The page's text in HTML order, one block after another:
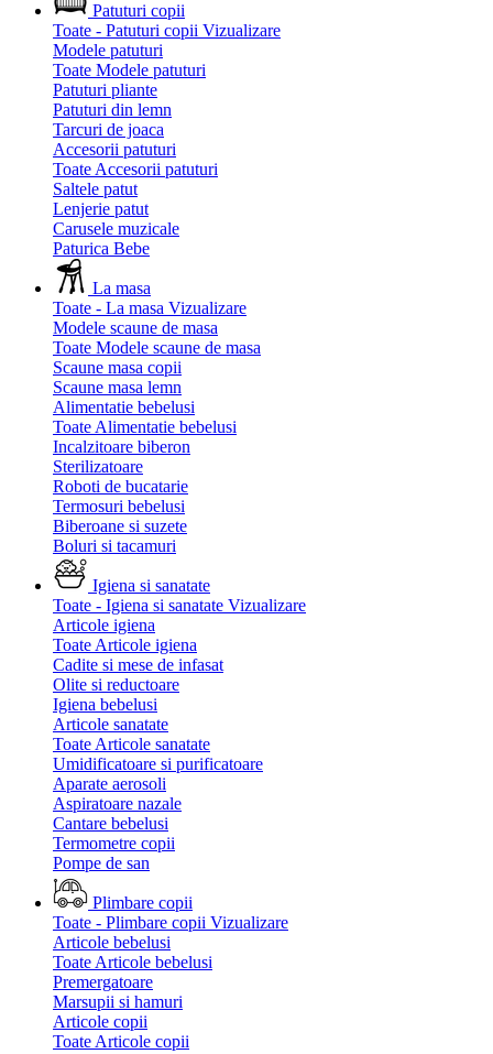
Patuturi copii
Toate - Patuturi copii Vizualizare
Modele patuturi
Toate Modele patuturi
Patuturi pliante
Patuturi din lemn
Tarcuri de joaca
Accesorii patuturi
Toate Accesorii patuturi
Saltele patut
Lenjerie patut
Carusele muzicale
Paturica Bebe
La masa
Toate - La masa Vizualizare
Modele scaune de masa
Toate Modele scaune de masa
Scaune masa copii
Scaune masa lemn
Alimentatie bebelusi
Toate Alimentatie bebelusi
Incalzitoare biberon
Sterilizatoare
Roboti de bucatarie
Termosuri bebelusi
Biberoane si suzete
Boluri si tacamuri
Igiena si sanatate
Toate - Igiena si sanatate Vizualizare
Articole igiena
Toate Articole igiena
Cadite si mese de infasat
Olite si reductoare
Igiena bebelusi
Articole sanatate
Toate Articole sanatate
Umidificatoare si purificatoare
Aparate aerosoli
Aspiratoare nazale
Cantare bebelusi
Termometre copii
Pompe de san
Plimbare copii
Toate - Plimbare copii Vizualizare
Articole bebelusi
Toate Articole bebelusi
Premergatoare
Marsupii si hamuri
Articole copii
Toate Articole copii